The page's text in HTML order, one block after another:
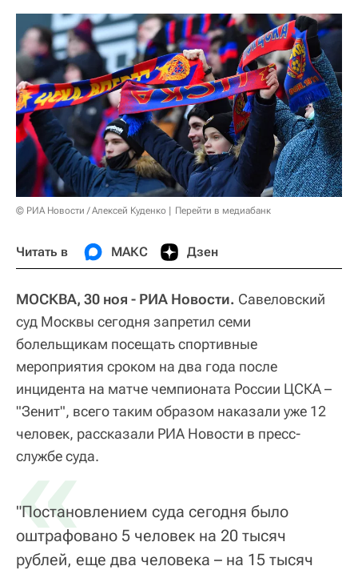
© РИА Новости / Алексей Куденко Перейти в медиабанк
Читать в МАКС Дзен
МОСКВА, 30 ноя - РИА Новости. Савеловский
суд Москвы сегодня запретил семи
болельщикам посещать спортивные
мероприятия сроком на два года после
инцидента на матче чемпионата России ЦСКА –
"Зенит", всего таким образом наказали уже 12
человек, рассказали РИА Новости в пресс-
службе суда.
«
"Постановлением суда сегодня было
оштрафовано 5 человек на 20 тысяч
рублей, еще два человека – на 15 тысяч